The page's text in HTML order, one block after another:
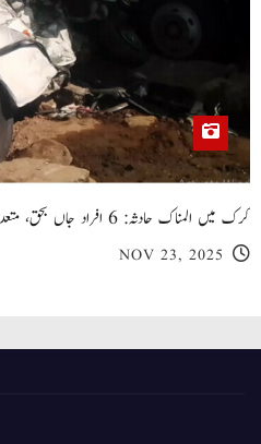
کرک میں المناک حادثہ: 6 افراد جاں بحق، متعدد زخمی
NOV 23, 2025